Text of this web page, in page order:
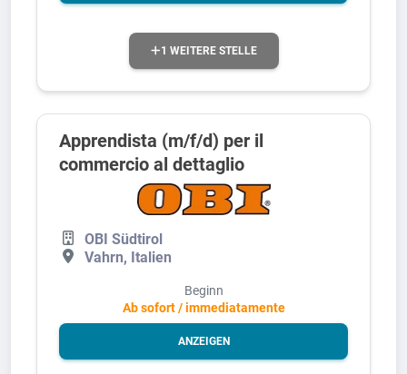
1 WEITERE STELLE
Apprendista (m/f/d) per il
commercio al dettaglio
OBI Südtirol
Vahrn, Italien
Beginn
Ab sofort / immediatamente
ANZEIGEN